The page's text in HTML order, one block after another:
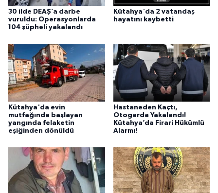
30 ilde DEAŞ’a darbe
vuruldu: Operasyonlarda
104 şüpheli yakalandı
Kütahya'da 2 vatandaş
hayatını kaybetti
Kütahya'da evin
mutfağında başlayan
yangında felaketin
eşiğinden dönüldü
Hastaneden Kaçtı,
Otogarda Yakalandı!
Kütahya’da Firari Hükümlü
Alarmı!